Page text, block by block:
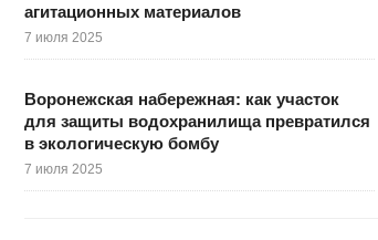
агитационных материалов
7 июля 2025
Воронежская набережная: как участок
для защиты водохранилища превратился
в экологическую бомбу
7 июля 2025